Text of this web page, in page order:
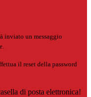
inviato un messaggio
il reset della password
di posta elettronica!